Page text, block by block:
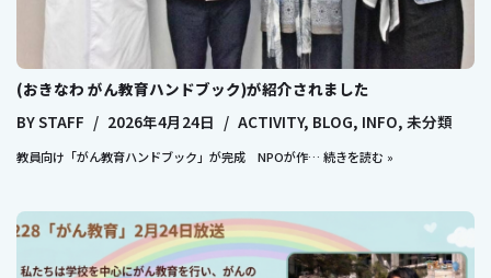
(おきなわ がん教育ハンドブック)が紹介されました
BYSTAFF 2026年4月24日 ACTIVITY, BLOG, INFO, 未分類
教員向け「がん教育ハンドブック」が完成 NPOが作… 続きを読む »